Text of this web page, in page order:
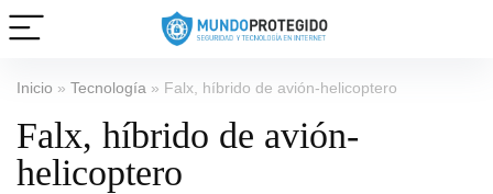
Inicio » Tecnología » Falx, híbrido de avión-helicoptero
Falx, híbrido de avión-
helicoptero